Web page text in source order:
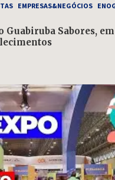
EMPRESAS&NEGÓCIOS
Guabiruba Sabores,